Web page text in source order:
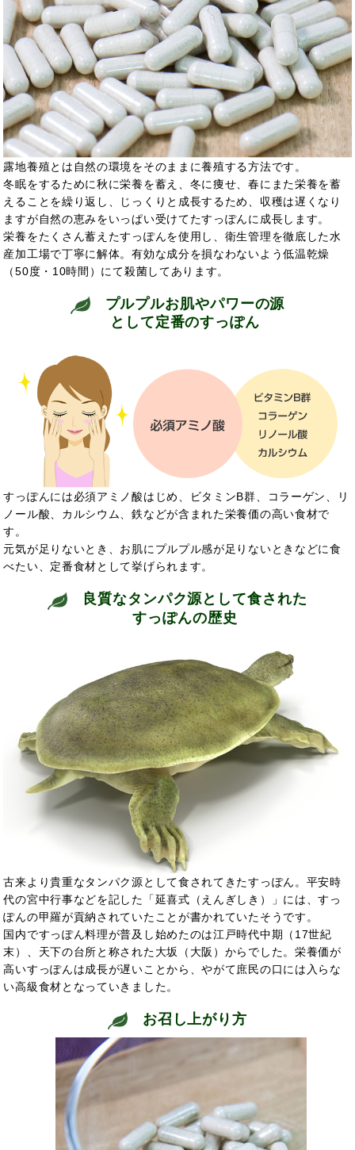
露地養殖とは自然の環境をそのままに養殖する方法です。
冬眠をするために秋に栄養を蓄え、冬に痩せ、春にまた栄養を蓄
えることを繰り返し、じっくりと成長するため、収穫は遅くなり
ますが自然の恵みをいっぱい受けてたすっぽんに成長します。
栄養をたくさん蓄えたすっぽんを使用し、衛生管理を徹底した水
産加工場で丁寧に解体。有効な成分を損なわないよう低温乾燥
（50度・10時間）にて殺菌してあります。
プルプルお肌やパワーの源
として定番のすっぽん
すっぽんには必須アミノ酸はじめ、ビタミンB群、コラーゲン、リ
ノール酸、カルシウム、鉄などが含まれた栄養価の高い食材で
す。
元気が足りないとき、お肌にプルプル感が足りないときなどに食
べたい、定番食材として挙げられます。
良質なタンパク源として食された
すっぽんの歴史
古来より貴重なタンパク源として食されてきたすっぽん。平安時
代の宮中行事などを記した「延喜式（えんぎしき）」には、すっ
ぽんの甲羅が貢納されていたことが書かれていたそうです。
国内ですっぽん料理が普及し始めたのは江戸時代中期（17世紀
末）、天下の台所と称された大坂（大阪）からでした。栄養価が
高いすっぽんは成長が遅いことから、やがて庶民の口には入らな
い高級食材となっていきました。
お召し上がり方